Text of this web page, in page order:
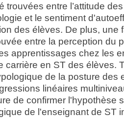
trouvées entre l’attitude
et le sentiment
des élèves. De plus, une
entre la perception du
apprentissages chez les
carrière en ST des élèves.
de la posture des
linéaires
de confirmer l'hypothèse
de l'enseignant de ST